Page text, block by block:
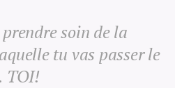
soin de la
tu vas passer le
TOI!